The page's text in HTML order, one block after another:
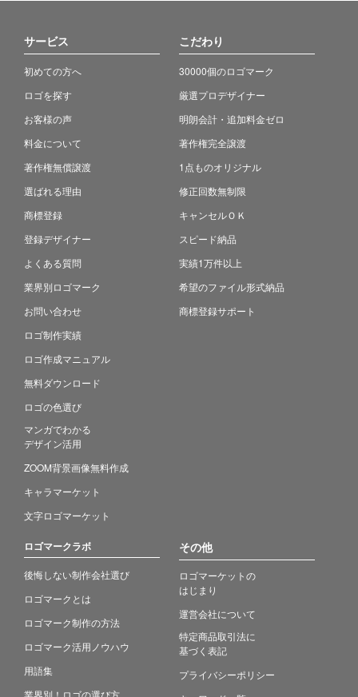
サービス
初めての方へ
ロゴを探す
お客様の声
料金について
著作権無償譲渡
選ばれる理由
商標登録
登録デザイナー
よくある質問
業界別ロゴマーク
お問い合わせ
ロゴ制作実績
ロゴ作成マニュアル
無料ダウンロード
ロゴの色選び
マンガでわかる
デザイン活用
ZOOM背景画像無料作成
キャラマーケット
文字ロゴマーケット
こだわり
30000個のロゴマーク
厳選プロデザイナー
明朗会計・追加料金ゼロ
著作権完全譲渡
1点ものオリジナル
修正回数無制限
キャンセルＯＫ
スピード納品
実績1万件以上
希望のファイル形式納品
商標登録サポート
ロゴマークラボ
後悔しない制作会社選び
ロゴマークとは
ロゴマーク制作の方法
ロゴマーク活用ノウハウ
用語集
業界別！ロゴの選び方
その他
ロゴマーケットの
はじまり
運営会社について
特定商品取引法に
基づく表記
プライバシーポリシー